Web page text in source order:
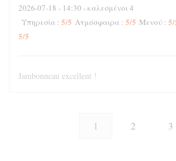
2026-07-18 - 14:30 - καλεσμένοι 4
Υπηρεσία : 5/5 Ατμόσφαιρα : 5/5 Μενού : 5/
5/5
Jambonneau excellent !
1 2 3